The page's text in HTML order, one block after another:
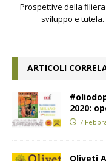
Prospettive della
sviluppo e
ARTICOLI
2020:
7
Oliveti